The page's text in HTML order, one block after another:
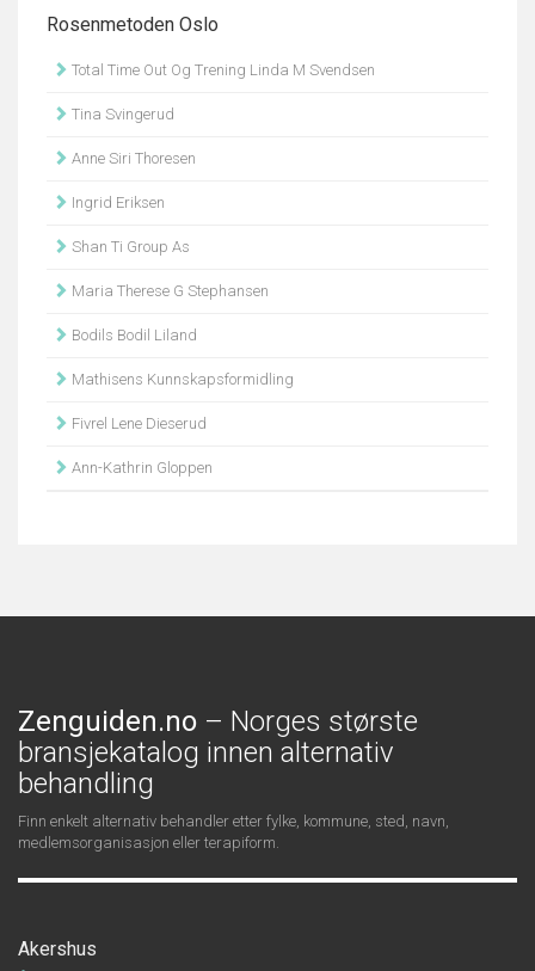
Rosenmetoden Oslo
Total Time Out Og Trening Linda M Svendsen
Tina Svingerud
Anne Siri Thoresen
Ingrid Eriksen
Shan Ti Group As
Maria Therese G Stephansen
Bodils Bodil Liland
Mathisens Kunnskapsformidling
Fivrel Lene Dieserud
Ann-Kathrin Gloppen
Zenguiden.no – Norges største
bransjekatalog innen alternativ
behandling
Finn enkelt alternativ behandler etter fylke, kommune, sted, navn,
medlemsorganisasjon eller terapiform.
Akershus